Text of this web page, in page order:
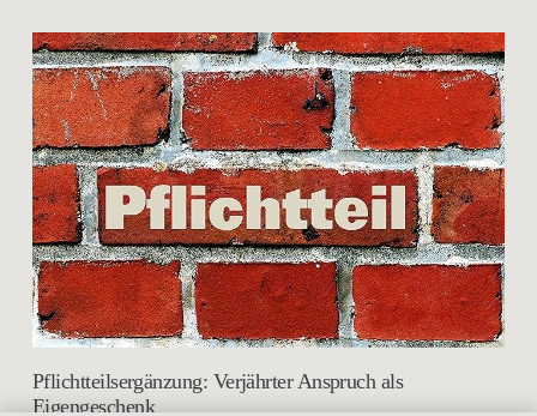
Pflichtteilsergänzung: Verjährter Anspruch als
Eigengeschenk